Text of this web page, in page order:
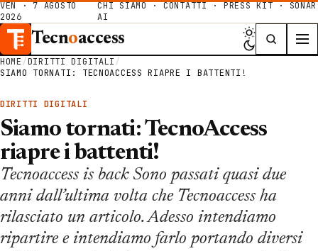
VEN · 7 AGOSTO
2026
CHI SIAMO ·CONTATTI ·PRESS KIT ·SONAR
AI
Tecnoaccess
HOME/DIRITTI DIGITALI/
SIAMO TORNATI: TECNOACCESS RIAPRE I BATTENTI!
DIRITTI DIGITALI
Siamo tornati: TecnoAccess
riapre i battenti!
Tecnoaccess is back Sono passati quasi due
anni dall’ultima volta che Tecnoaccess ha
rilasciato un articolo. Adesso intendiamo
ripartire e intendiamo farlo portando diversi